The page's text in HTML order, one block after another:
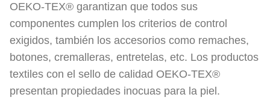
OEKO-TEX® garantizan que todos sus
componentes cumplen los criterios de control
exigidos, también los accesorios como remaches,
botones, cremalleras, entretelas, etc. Los productos
textiles con el sello de calidad OEKO-TEX®
presentan propiedades inocuas para la piel.